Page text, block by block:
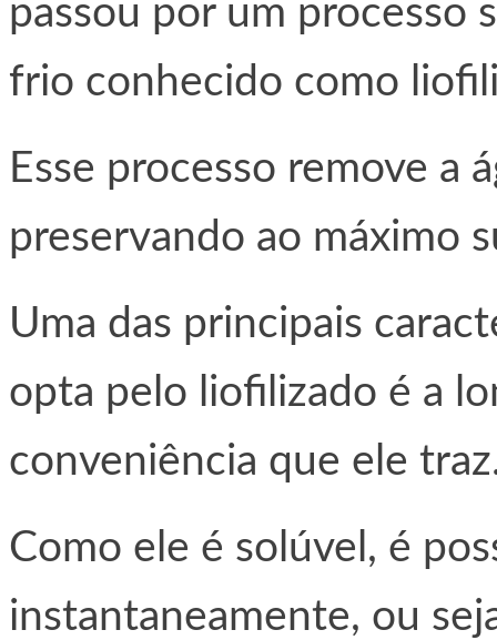
passou por um processo
frio conhecido como
Esse processo remove a
preservando ao máximo
Uma das principais
opta pelo liofilizado é a
conveniência que ele
Como ele é solúvel, é
instantaneamente, ou